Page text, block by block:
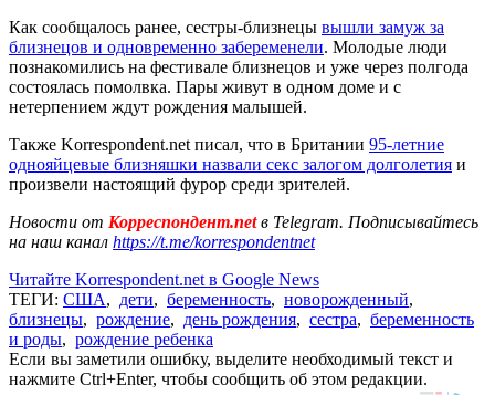
Как сообщалось ранее, сестры-близнецы вышли замуж за
близнецов и одновременно забеременели. Молодые люди
познакомились на фестивале близнецов и уже через полгода
состоялась помолвка. Пары живут в одном доме и с
нетерпением ждут рождения малышей.
Также Korrespondent.net писал, что в Британии 95-летние
однояйцевые близняшки назвали секс залогом долголетия и
произвели настоящий фурор среди зрителей.
Новости от Корреспондент.netв Telegram. Подписывайтесь
на наш канал https://t.me/korrespondentnet
Читайте Korrespondent.net в Google News
ТЕГИ: США, дети, беременность, новорожденный,
близнецы, рождение, день рождения, сестра, беременность
и роды, рождение ребенка
Если вы заметили ошибку, выделите необходимый текст и
нажмите Ctrl+Enter, чтобы сообщить об этом редакции.